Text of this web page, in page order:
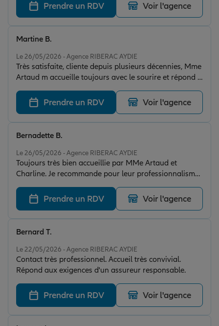
Prendre un RDV Voir l'agence
Le 26/05/2026 - Agence RIBERAC AYDIE
Très satisfaite, cliente depuis plusieurs décennies, Mme
Artaud m accueille toujours avec le sourire et répond à
mes demandes sans délai
Martine B.
Prendre un RDV Voir l'agence
Le 26/05/2026 - Agence RIBERAC AYDIE
Toujours très bien accueillie par MMe Artaud et
Charline. Je recommande pour leur professionnalisme,
leur bons conseils et leur humanité.
Bernadette B.
Prendre un RDV Voir l'agence
Le 22/05/2026 - Agence RIBERAC AYDIE
Contact très professionnel. Accueil très convivial.
Répond aux exigences d'un assureur responsable.
Bernard T.
Prendre un RDV Voir l'agence